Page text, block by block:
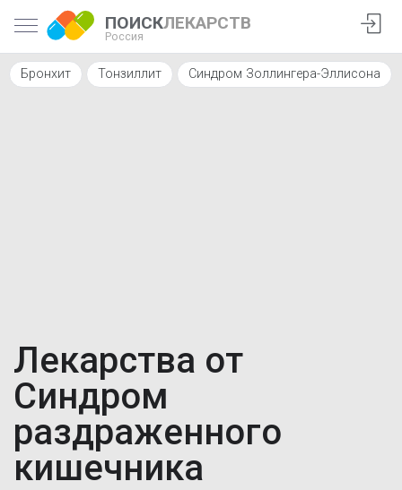
ПОИСКЛЕКАРСТВ
Россия
Бронхит Тонзиллит Синдром Золлингера-Эллисона
Лекарства от
Синдром
раздраженного
кишечника